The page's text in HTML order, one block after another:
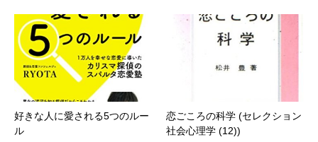
好きな人に愛される5つのルー
ル
恋ごころの科学 (セレクション
社会心理学 (12))